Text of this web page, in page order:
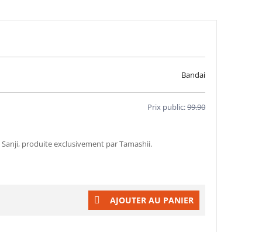
Bandai
Prix public:99.90
produite exclusivement par Tamashii.
AJOUTER AU PANIER